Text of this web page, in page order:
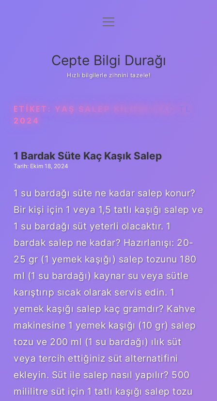
Anasayfa
Yasal Uyarı
menüyü
Cepte Bilgi Durağı
Hızlı bilgilerle zihnini tazele!
ETIKET: YAŞ SALEP KILOSU KAÇ TL
2024
1 Bardak Süte Kaç Kaşık Salep
Tarih: Ekim 18, 2024
1 su bardağı süte ne kadar salep konur?
Bir kişi için 1 veya 1,5 tatlı kaşığı salep ve
1 su bardağı süt yeterli olacaktır. 1
bardak salep ne kadar? Hazırlanışı: 20-
25 gr (1 yemek kaşığı) salep tozunu 180
ml (1 su bardağı) kaynar su veya sütle
karıştırıp sıcak olarak servis edin. 1
yemek kaşığı salep kaç gramdır? Kahve
makinesine 1 yemek kaşığı (10 gr) salep
tozu ve 200 ml (1 su bardağı) ılık süt
veya tercih ettiğiniz süt alternatifini
ekleyin. Süt ile salep nasıl yapılır? 500
mililitre süt için 1 tatlı kaşığı salep tozu